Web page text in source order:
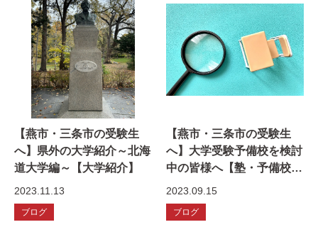
【燕市・三条市の受験生
へ】県外の大学紹介～北海
道大学編～【大学紹介】
2023.11.13
ブログ
【燕市・三条市の受験生
へ】大学受験予備校を検討
中の皆様へ【塾・予備校探
し】
2023.09.15
ブログ